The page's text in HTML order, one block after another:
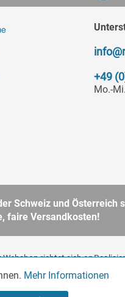
+49
Mo.-
Schweiz und Österreich
faire Versandkosten!
richtet sich an
Bitte beachten Sie
Mehr Informationen